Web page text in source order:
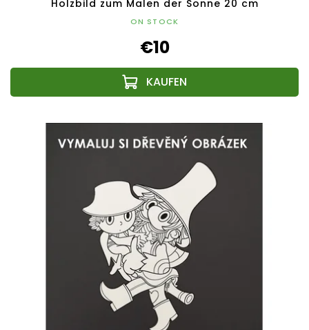
Holzbild zum Malen der Sonne 20 cm
ON STOCK
€10